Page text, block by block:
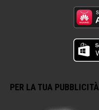
PER LA TUA PUBBLICITÀ